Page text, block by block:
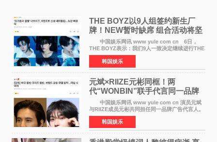
THE BOYZ以9人组签约新生厂
牌！NEW暂时缺席 组合活动将坚
定不移继续
中国娱乐网讯 www yule com cn 6日，
THE BOYZ表示：我们9人一致决定继续进行THE
BOYZ组合活动，并且已经完成了组合团体活动
签约。目前正在新生厂牌下进行活动准备。尚未
离开THE BOYZ原所
韩国娱乐
元斌×RIIZE元彬同框！两
代“WONBIN”联手代言同一品牌
颜值天花板合体
中国娱乐网讯 www yule com cn 演员元斌
与RIIZE成员元彬共同担任同一品牌广告代言人。
6日据独家报道，继演员元斌之后，RIIZE元彬最
近也被选为某在线中介平台A公司的共同广告代言
人，两人将作
韩国娱乐